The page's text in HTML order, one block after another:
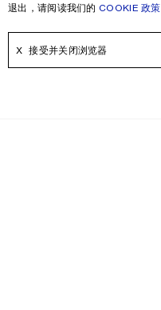
退出，请阅读我们的COOKIE 政策
接受并关闭浏览器